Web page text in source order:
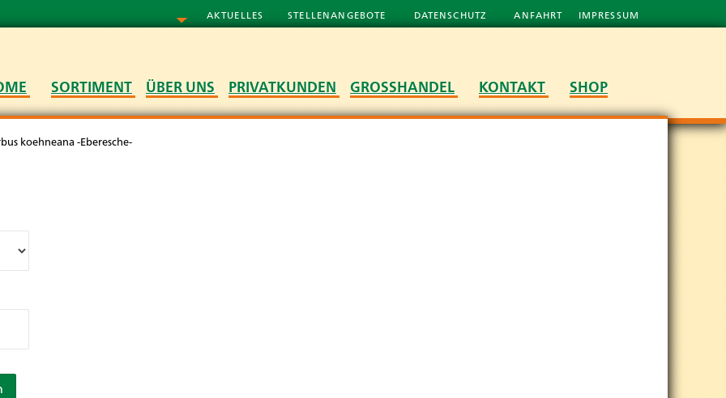
AKTUELLES STELLENANGEBOTE DATENSCHUTZ ANFAHRT IMPRESSUM
SORTIMENT ÜBER UNS PRIVATKUNDEN GROSSHANDEL KONTAKT SHOP
koehneana -Eberesche-